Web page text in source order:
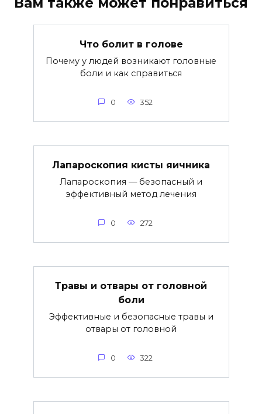
Что болит в голове
Почему у людей возникают головные
боли и как справиться
0 352
Лапароскопия кисты яичника
Лапароскопия — безопасный и
эффективный метод лечения
0 272
Травы и отвары от головной
боли
Эффективные и безопасные травы и
отвары от головной
0 322